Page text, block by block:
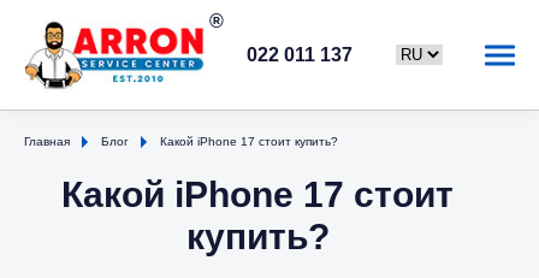
022 011 137
Главная Блог Какой iPhone 17 стоит купить?
Какой iPhone 17 стоит
купить?